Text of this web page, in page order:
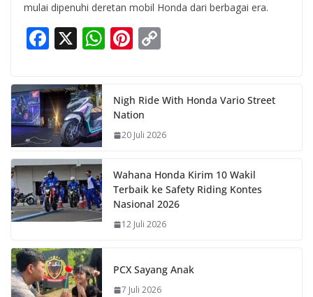
mulai dipenuhi deretan mobil Honda dari berbagai era.
F
e
b
o
o
k
X W
s
A
p
Pi
e
st
y
Li
k
Nigh Ride With Honda Vario Street
Nation
20 Juli 2026
Wahana Honda Kirim 10 Wakil
Terbaik ke Safety Riding Kontes
Nasional 2026
12 Juli 2026
PCX Sayang Anak
7 Juli 2026